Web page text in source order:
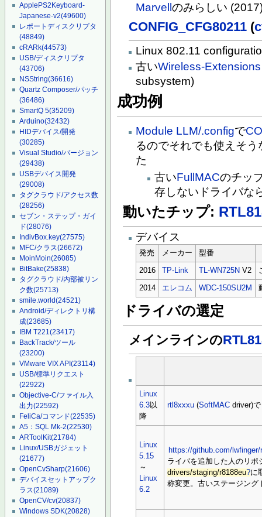
ApplePS2Keyboard-
Japanese-v2(49600)
レポートディスクリプタ
(48849)
cRARk(44573)
USB/ディスクリプタ
(43706)
NSString(36616)
Quartz Composer/パッチ
(36486)
SmartQ 5(35209)
Arduino(32432)
HIDデバイス/開発
(30285)
Visual Studio/バージョン
(29438)
USBデバイス開発
(29008)
タグクラウド/アクセス数
(28256)
セブン・ステップ・ガイ
ド(28076)
IndivBox.key(27575)
MFC/クラス(26672)
MoinMoin(26085)
BitBake(25838)
タグクラウド/内部被リン
ク数(25713)
smile.world(24521)
Android/ディレクトリ構
成(23685)
IBM T221(23417)
BackTrack/ツール
(23200)
VMware VIX API(23114)
USB/標準リクエスト
(22922)
Objective-C/ファイル入
出力(22592)
FeliCa/コマンド(22535)
A5：SQL Mk-2(22530)
ARToolKit(21784)
Linux/USBガジェット
(21677)
OpenCvSharp(21606)
デバイスセットアップク
ラス(21089)
OpenCV/cv(20837)
Windows SDK(20828)
Marvellのみらしい
CONFIG_CFG80211 (
Linux 802.11
古いWireless-Extensions
subsystem)
成功例
Module LLM/.configで
るのでそれでも使えそ
た
古いFullMACのチッ
存しないドライバな
動いたチップ:
デバイス
発売 メーカー 型番
2016 TP-Link TL-WN725N V2
2014 エレコム WDC-150SU2M
ドライバの選定
メインラインの
Linux
6.3以
降
rtl8xxxu (SoftMAC driver)
Linux
5.15
～
Linux
6.2
https://github.com/lwfinger/
ライバを追加した人のリポ
drivers/staging/r8188eu?に
称変更。古いステージング